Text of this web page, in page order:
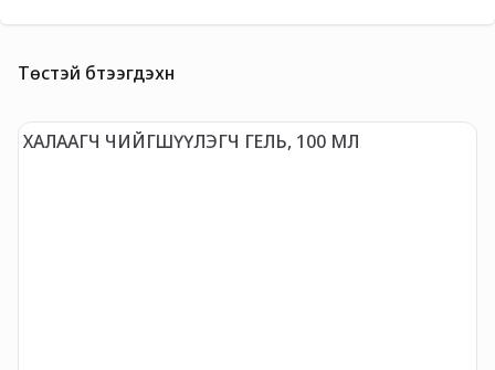
Төстэй бүтээгдэхүүн
ХАЛААГЧ ЧИЙГШҮҮЛЭГЧ ГЕЛЬ, 100 МЛ